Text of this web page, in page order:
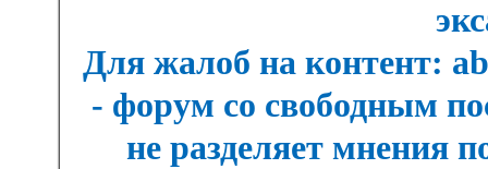
Для жалоб на контент:
- форум со свободным
не разделяет мнения